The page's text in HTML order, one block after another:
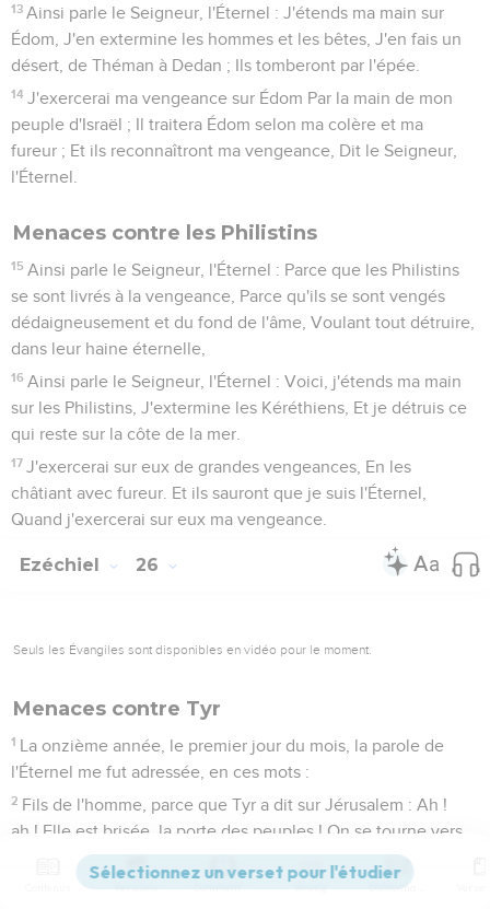
13 Ainsi parle le Seigneur, l'Éternel : J'étends ma main sur
Édom, J'en extermine les hommes et les bêtes, J'en fais un
désert, de Théman à Dedan ; Ils tomberont par l'épée.
14 J'exercerai ma vengeance sur Édom Par la main de mon
peuple d'Israël ; Il traitera Édom selon ma colère et ma
fureur ; Et ils reconnaîtront ma vengeance, Dit le Seigneur,
l'Éternel.
Menaces contre les Philistins
15 Ainsi parle le Seigneur, l'Éternel : Parce que les Philistins
se sont livrés à la vengeance, Parce qu'ils se sont vengés
dédaigneusement et du fond de l'âme, Voulant tout détruire,
dans leur haine éternelle,
16 Ainsi parle le Seigneur, l'Éternel : Voici, j'étends ma main
sur les Philistins, J'extermine les Kéréthiens, Et je détruis ce
qui reste sur la côte de la mer.
17 J'exercerai sur eux de grandes vengeances, En les
châtiant avec fureur. Et ils sauront que je suis l'Éternel,
Quand j'exercerai sur eux ma vengeance.
Ezéchiel 26
Seuls les Évangiles sont disponibles en vidéo pour le moment.
Menaces contre Tyr
1 La onzième année, le premier jour du mois, la parole de
l'Éternel me fut adressée, en ces mots :
2 Fils de l'homme, parce que Tyr a dit sur Jérusalem : Ah !
ah ! Elle est brisée, la porte des peuples ! On se tourne vers
moi, Je me remplirai, elle est déserte !
A cause de cela, ainsi parle le Seigneur, l'Éternel : Voici,
Versions Commentaires Strong